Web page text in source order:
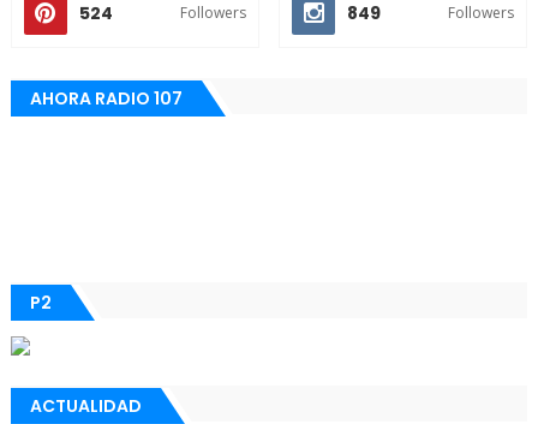
524 Followers 849 Followers
AHORA RADIO 107
P2
ACTUALIDAD